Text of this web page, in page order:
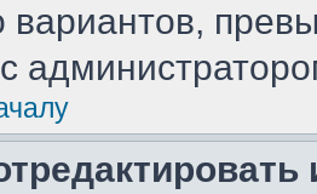
вариантов,